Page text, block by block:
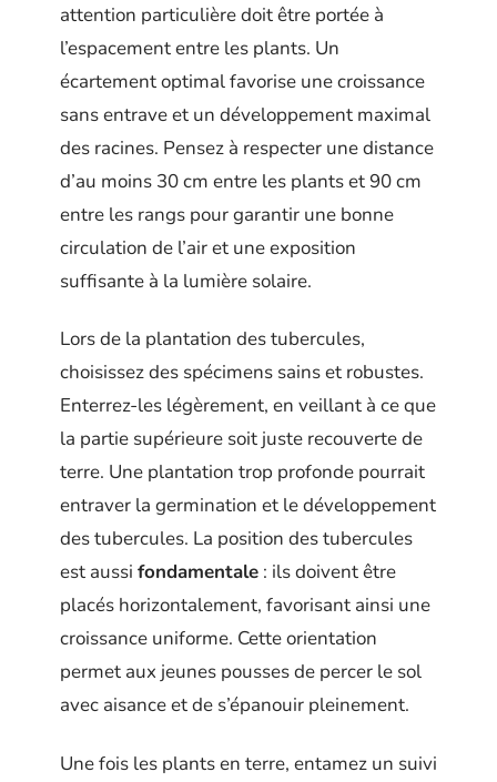
attention particulière doit être portée à
l’espacement entre les plants. Un
écartement optimal favorise une croissance
sans entrave et un développement maximal
des racines. Pensez à respecter une distance
d’au moins 30 cm entre les plants et 90 cm
entre les rangs pour garantir une bonne
circulation de l’air et une exposition
suffisante à la lumière solaire.
Lors de la plantation des tubercules,
choisissez des spécimens sains et robustes.
Enterrez-les légèrement, en veillant à ce que
la partie supérieure soit juste recouverte de
terre. Une plantation trop profonde pourrait
entraver la germination et le développement
des tubercules. La position des tubercules
est aussi fondamentale : ils doivent être
placés horizontalement, favorisant ainsi une
croissance uniforme. Cette orientation
permet aux jeunes pousses de percer le sol
avec aisance et de s’épanouir pleinement.
Une fois les plants en terre, entamez un suivi